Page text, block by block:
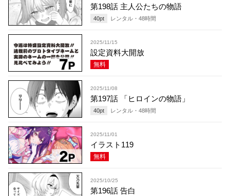
第198話 主人公たちの物語
40pt レンタル・ 48時間
2025/11/15
設定資料大開放
無料
2025/11/08
第197話 「ヒロインの物語」
40pt レンタル・ 48時間
2025/11/01
イラスト119
無料
2025/10/25
第196話 告白